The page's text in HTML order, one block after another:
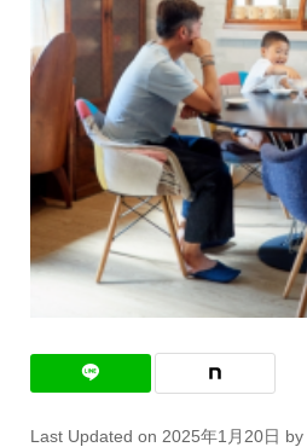
Last Updated on 2025年1月20日 by